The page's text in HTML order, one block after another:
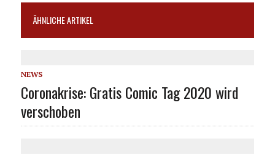
ÄHNLICHE ARTIKEL
NEWS
Coronakrise: Gratis Comic Tag 2020 wird
verschoben